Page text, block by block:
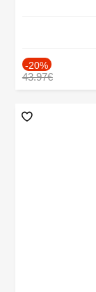
-20%
43.97€